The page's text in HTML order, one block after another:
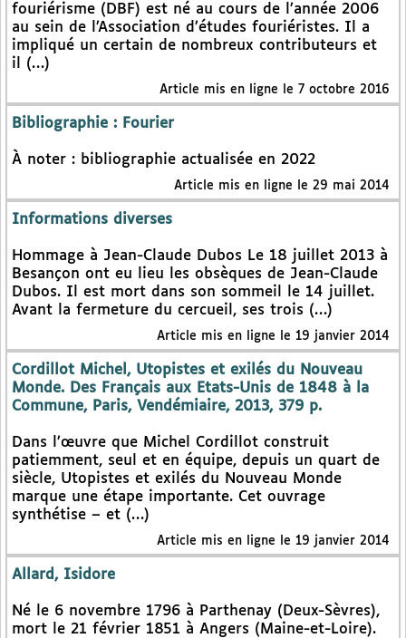
fouriérisme (DBF) est né au cours de l’année 2006
au sein de l’Association d’études fouriéristes. Il a
impliqué un certain de nombreux contributeurs et
il (…)
Article mis en ligne le 7 octobre 2016
Bibliographie : Fourier
À noter : bibliographie actualisée en 2022
Article mis en ligne le 29 mai 2014
Informations diverses
Hommage à Jean-Claude Dubos Le 18 juillet 2013 à
Besançon ont eu lieu les obsèques de Jean-Claude
Dubos. Il est mort dans son sommeil le 14 juillet.
Avant la fermeture du cercueil, ses trois (…)
Article mis en ligne le 19 janvier 2014
Cordillot Michel, Utopistes et exilés du Nouveau
Monde. Des Français aux Etats-Unis de 1848 à la
Commune, Paris, Vendémiaire, 2013, 379 p.
Dans l’œuvre que Michel Cordillot construit
patiemment, seul et en équipe, depuis un quart de
siècle, Utopistes et exilés du Nouveau Monde
marque une étape importante. Cet ouvrage
synthétise – et (…)
Article mis en ligne le 19 janvier 2014
Allard, Isidore
Né le 6 novembre 1796 à Parthenay (Deux-Sèvres),
mort le 21 février 1851 à Angers (Maine-et-Loire).